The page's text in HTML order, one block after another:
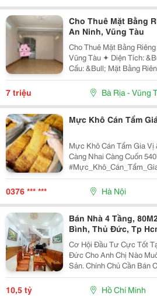
Cho Thuê Mặt Bằng
An Ninh, Vũng Tàu
Cho Thuê Mặt Bằng
Vũng Tàu ✦ Diện Tích: &Bull; 4.5M &Times; 7M ✦ Kết
Cấu: &Bull; Mặt Bằng
Phép Ở Lại Qua Đêm ✦
Bằng Trống, Sạch Sẽ. ✦
7 triệu Bà Rịa - Vũng
Mực Khô Cán Tẩm
Mực Khô Cán Tẩm Gia
Càng Nhai Càng Cuốn 540K/Kg
Khô Tuyển Chọn, Tẩm
Biến Cầu Kỳ, Mở Ra Là
Mềm, Thớ Rõ, Dai...
0376 *** *** Hà Nội
Bán Nhà 4 Tầng,
Bình, Thủ Đức, Tp
10.5 Tỷ.
Cơ Hội Đầu Tư Cực Tốt
Đức Cho Anh Chị Nào
Sản. Chính Chủ Cần Bán Căn Nhà Đường Số 3, Hiệp
Bình Phước Cũ, Chỉ Vài
Phúc City, Vị Trí Rất
10,5 tỷ Hồ Chí Minh